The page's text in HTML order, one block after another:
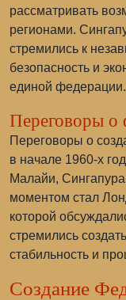
рассматривать
регионами.
стремились к
безопасность и
единой федерации.
Переговоры о
Переговоры о
в начале 1960-х
Малайи,
моментом стал
которой
стремились
стабильность и
Создание